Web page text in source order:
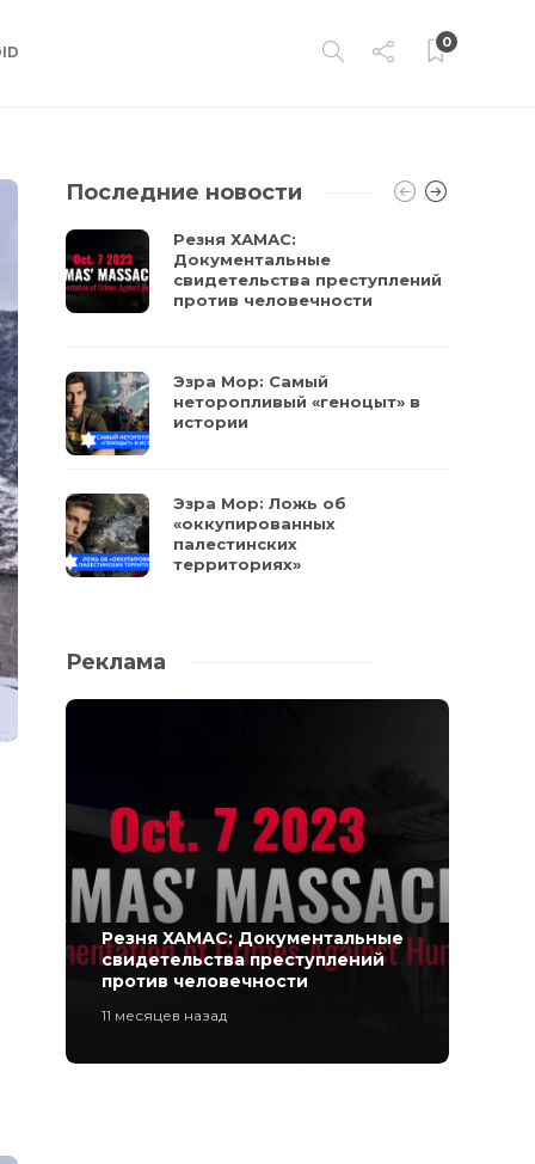
0
Последние новости
Резня ХАМАС:
Документальные
свидетельства преступлений
против человечности
Эзра Мор: Самый
неторопливый «геноцыт» в
истории
Эзра Мор: Ложь об
«оккупированных
палестинских
территориях»
Реклама
Резня ХАМАС: Документальные
свидетельства преступлений
против человечности
11 месяцев назад